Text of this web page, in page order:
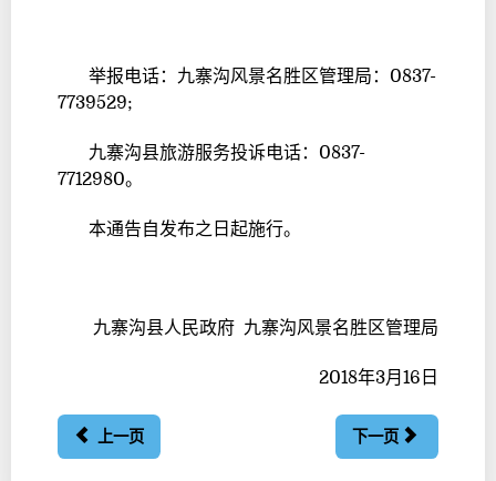
举报电话：九寨沟风景名胜区管理局：0837-
7739529;
九寨沟县旅游服务投诉电话：0837-
7712980。
本通告自发布之日起施行。
九寨沟县人民政府 九寨沟风景名胜区管理局
2018年3月16日
上一页 下一页